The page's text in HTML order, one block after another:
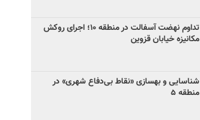
تداوم نهضت آسفالت در منطقه ۱۰؛ اجرای روکش
مکانیزه خیابان قزوین
شناسایی و بهسازی «نقاط بی‌دفاع شهری» در
منطقه ۵